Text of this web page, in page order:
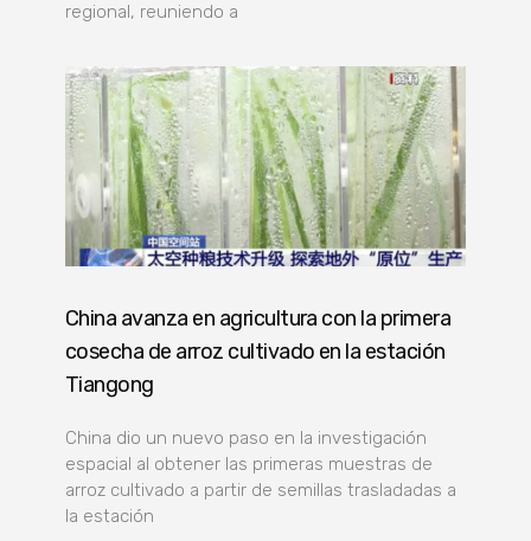
regional, reuniendo a
China avanza en agricultura con la primera
cosecha de arroz cultivado en la estación
Tiangong
China dio un nuevo paso en la investigación
espacial al obtener las primeras muestras de
arroz cultivado a partir de semillas trasladadas a
la estación